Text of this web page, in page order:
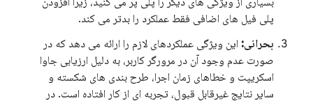
پلی فیل های اضافی فقط عملکرد را بدتر می کند.
بحرانی: این ویژگی عملکردهای لازم را ارائه می دهد که در
صورت عدم وجود آن در مرورگر کاربر، به دلیل ارزیابی جاوا
اسکریپت و خطاهای زمان اجرا، طرح بندی های شکسته و
سایر نتایج غیرقابل قبول، تجربه ای از کار افتاده است. در